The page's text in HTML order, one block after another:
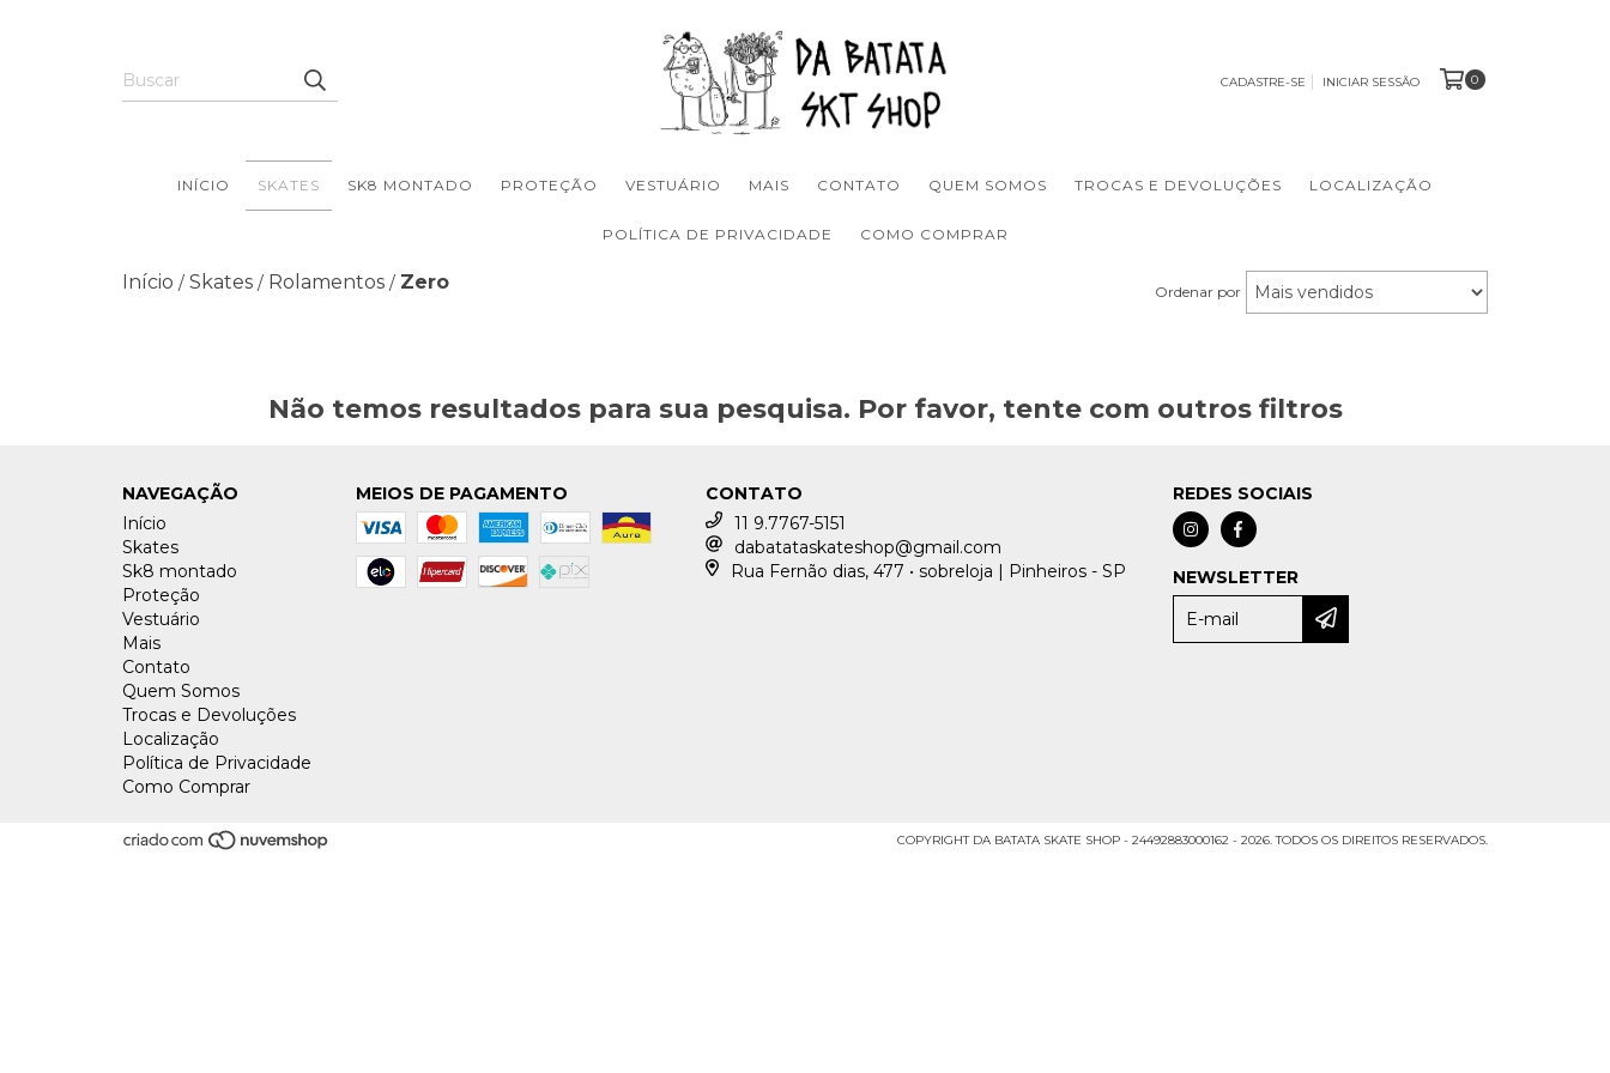
CADASTRE-SE INICIAR SESSÃO 0
INÍCIO SKATES SK8 MONTADO PROTEÇÃO VESTUÁRIO MAIS CONTATO QUEM SOMOS TROCAS E DEVOLUÇÕES LOCALIZAÇÃO
POLÍTICA DE PRIVACIDADE COMO COMPRAR
Início / Skates / Rolamentos / Zero Ordenar por
Não temos resultados para sua pesquisa. Por favor, tente com outros filtros
NAVEGAÇÃO
Início
Skates
Sk8 montado
Proteção
Vestuário
Mais
Contato
Quem Somos
Trocas e Devoluções
Localização
Política de Privacidade
Como Comprar
MEIOS DE PAGAMENTO
CONTATO
11 9.7767-5151
dabatataskateshop@gmail.com
Rua Fernão dias, 477 • sobreloja | Pinheiros - SP
REDES SOCIAIS
NEWSLETTER
COPYRIGHT DA BATATA SKATE SHOP - 24492883000162 - 2026. TODOS OS DIREITOS RESERVADOS.